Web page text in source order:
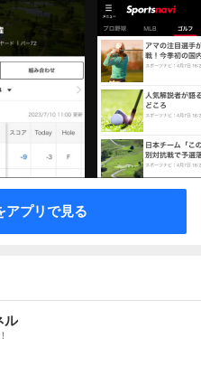
アプリで見る
ル